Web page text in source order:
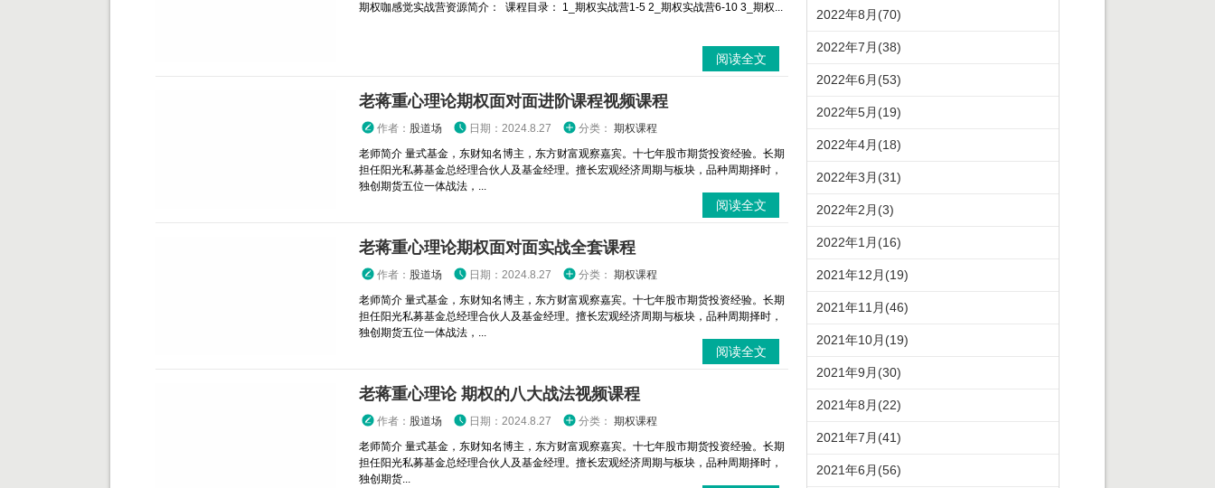
期权咖感觉实战营资源简介： 课程目录： 1_期权实战营1-5 2_期权实战营6-10 3_期权...
阅读全文
老蒋重心理论期权面对面进阶课程视频课程
作者： 股道场 日期：2024.8.27 分类： 期权课程
老师简介 量式基金，东财知名博主，东方财富观察嘉宾。十七年股市期货投资经验。长期
担任阳光私募基金总经理合伙人及基金经理。擅长宏观经济周期与板块，品种周期择时，
独创期货五位一体战法，...
阅读全文
老蒋重心理论期权面对面实战全套课程
作者： 股道场 日期：2024.8.27 分类： 期权课程
老师简介 量式基金，东财知名博主，东方财富观察嘉宾。十七年股市期货投资经验。长期
担任阳光私募基金总经理合伙人及基金经理。擅长宏观经济周期与板块，品种周期择时，
独创期货五位一体战法，...
阅读全文
老蒋重心理论 期权的八大战法视频课程
作者： 股道场 日期：2024.8.27 分类： 期权课程
老师简介 量式基金，东财知名博主，东方财富观察嘉宾。十七年股市期货投资经验。长期
担任阳光私募基金总经理合伙人及基金经理。擅长宏观经济周期与板块，品种周期择时，
独创期货...
2022年8月(70)
2022年7月(38)
2022年6月(53)
2022年5月(19)
2022年4月(18)
2022年3月(31)
2022年2月(3)
2022年1月(16)
2021年12月(19)
2021年11月(46)
2021年10月(19)
2021年9月(30)
2021年8月(22)
2021年7月(41)
2021年6月(56)